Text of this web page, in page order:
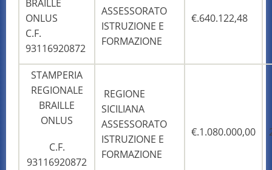
BRAILLE
ONLUS
C.F.
93116920872
ASSESSORATO
ISTRUZIONE E
FORMAZIONE
€.640.122,48
STAMPERIA
REGIONALE
BRAILLE
ONLUS
C.F.
93116920872
REGIONE
SICILIANA
ASSESSORATO
ISTRUZIONE E
FORMAZIONE
€.1.080.000,00